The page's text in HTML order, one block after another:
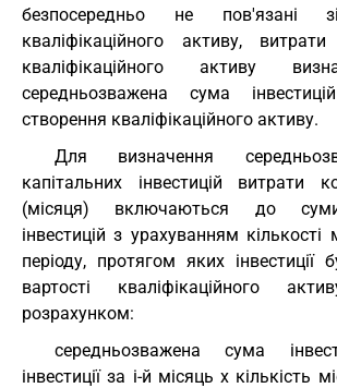
безпосередньо не пов'язані
кваліфікаційного активу,
кваліфікаційного активу
середньозважена сума
створення кваліфікаційного активу.
Для визначення
капітальних інвестицій витрати
(місяця) включаються до суми
інвестицій з урахуванням кількості
періоду, протягом яких інвестиції
вартості кваліфікаційного
розрахунком:
середньозважена сума
інвестиції за i-й місяць х кількість